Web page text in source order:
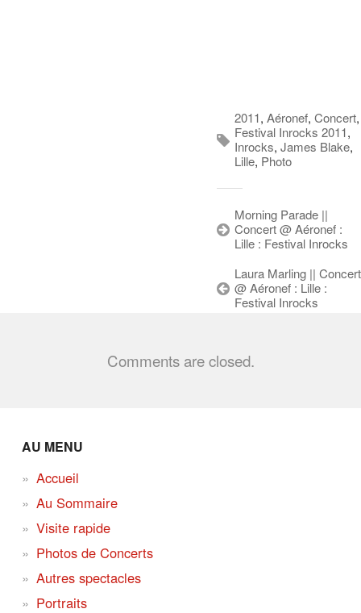
2011, Aéronef, Concert,
Festival Inrocks 2011,
Inrocks, James Blake,
Lille, Photo
Morning Parade ||
Concert @ Aéronef :
Lille : Festival Inrocks
Laura Marling || Concert
@ Aéronef : Lille :
Festival Inrocks
Comments are closed.
AU MENU
Accueil
Au Sommaire
Visite rapide
Photos de Concerts
Autres spectacles
Portraits